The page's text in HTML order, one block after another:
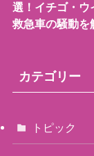
選！イチゴ・ウ
救急車の騒動を
カテゴリー
トピック